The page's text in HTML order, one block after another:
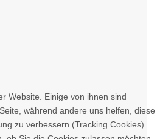
Website. Einige von ihnen sind
während andere uns helfen, diese
zu verbessern (Tracking Cookies).